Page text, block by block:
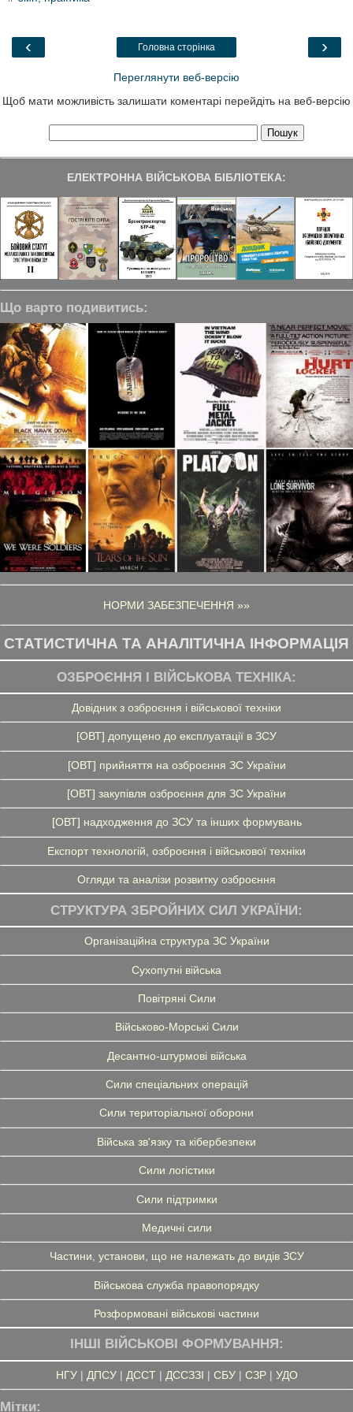
o
a
‹ ›
Головна сторінка
Переглянути веб-версію
Щоб мати можливість залишати коментарі перейдіть на веб-версію
ЕЛЕКТРОННА ВІЙСЬКОВА БІБЛІОТЕКА:
Що варто подивитись:
НОРМИ ЗАБЕЗПЕЧЕННЯ »»
СТАТИСТИЧНА ТА АНАЛІТИЧНА ІНФОРМАЦІЯ
ОЗБРОЄННЯ І ВІЙСЬКОВА ТЕХНІКА:
Довідник з озброєння і військової техніки
[ОВТ] допущено до експлуатації в ЗСУ
[ОВТ] прийняття на озброєння ЗС України
[ОВТ] закупівля озброєння для ЗС України
[ОВТ] надходження до ЗСУ та інших формувань
Експорт технологій, озброєння і військової техніки
Огляди та аналізи розвитку озброєння
СТРУКТУРА ЗБРОЙНИХ СИЛ УКРАЇНИ:
Організаційна структура ЗС України
Сухопутні війська
Повітряні Сили
Військово-Морські Сили
Десантно-штурмові війська
Сили спеціальних операцій
Сили територіальної оборони
Війська зв'язку та кібербезпеки
Сили логістики
Сили підтримки
Медичні сили
Частини, установи, що не належать до видів ЗСУ
Військова служба правопорядку
Розформовані військові частини
ІНШІ ВІЙСЬКОВІ ФОРМУВАННЯ:
НГУ| ДПСУ| ДССТ| ДССЗЗІ | СБУ| СЗР| УДО
Мітки: